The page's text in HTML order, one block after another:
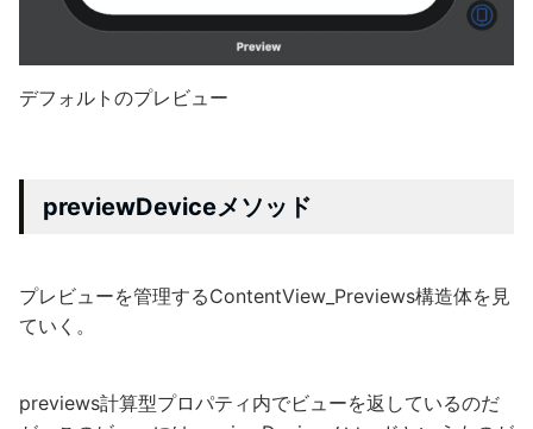
デフォルトのプレビュー
previewDeviceメソッド
プレビューを管理するContentView_Previews構造体を見
ていく。
previews計算型プロパティ内でビューを返しているのだ